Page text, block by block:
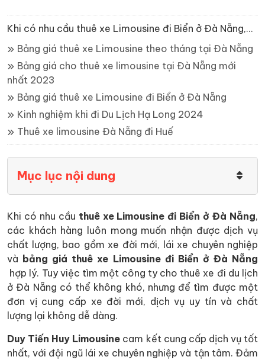
Khi có nhu cầu thuê xe Limousine đi Biển ở Đà Nẵng,...
Bảng giá thuê xe Limousine theo tháng tại Đà Nẵng
Bảng giá cho thuê xe limousine tại Đà Nẵng mới
nhất 2023
Bảng giá thuê xe Limousine đi Biển ở Đà Nẵng
Kinh nghiệm khi đi Du Lịch Hạ Long 2024
Thuê xe limousine Đà Nẵng đi Huế
Mục lục nội dung
Khi có nhu cầu thuê xe Limousine đi Biển ở Đà Nẵng,
các khách hàng luôn mong muốn nhận được dịch vụ
chất lượng, bao gồm xe đời mới, lái xe chuyên nghiệp
và bảng giá thuê xe Limousine đi Biển ở Đà Nẵng
hợp lý. Tuy việc tìm một công ty cho thuê xe đi du lịch
ở Đà Nẵng có thể không khó, nhưng để tìm được một
đơn vị cung cấp xe đời mới, dịch vụ uy tín và chất
lượng lại không dễ dàng.
Duy Tiến Huy Limousine cam kết cung cấp dịch vụ tốt
nhất, với đội ngũ lái xe chuyên nghiệp và tận tâm. Đảm